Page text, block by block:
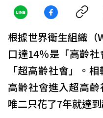
根據世界衛生組織（
口達14％是「高齡
「超高齡社會」。
高齡社會進入超高
唯二只花了7年就達